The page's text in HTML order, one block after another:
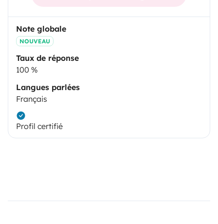
Note globale
NOUVEAU
Taux de réponse
100 %
Langues parlées
Français
Profil certifié